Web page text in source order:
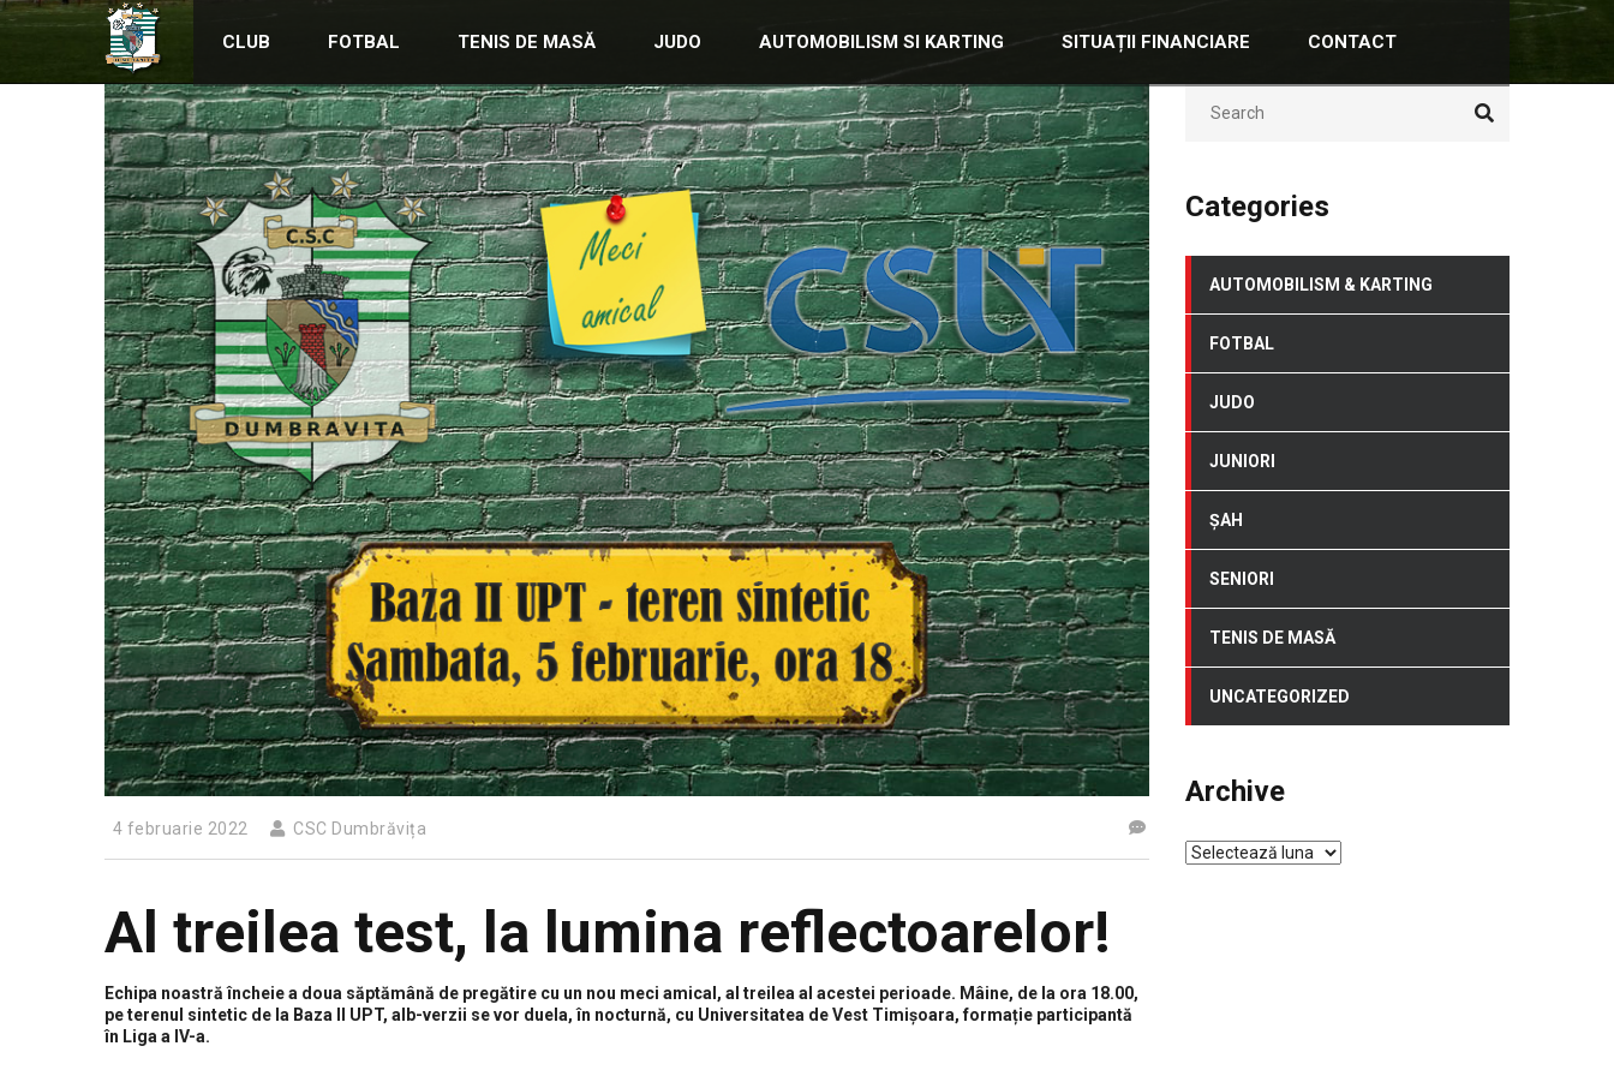
CLUB FOTBAL TENIS DE MASĂ JUDO AUTOMOBILISM SI KARTING SITUAȚII FINANCIARE CONTACT
4 februarie 2022 CSC Dumbrăvița
Al treilea test, la lumina reflectoarelor!
Echipa noastră încheie a doua săptămână de pregătire cu un nou meci amical, al treilea al acestei perioade. Mâine, de la ora 18.00,
pe terenul sintetic de la Baza II UPT, alb-verzii se vor duela, în nocturnă, cu Universitatea de Vest Timișoara, formație participantă
în Liga a IV-a.
Categories
AUTOMOBILISM & KARTING
FOTBAL
JUDO
JUNIORI
ȘAH
SENIORI
TENIS DE MASĂ
UNCATEGORIZED
Archive
Archive